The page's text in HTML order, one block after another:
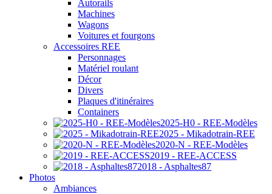
Autorails
Machines
Wagons
Voitures et fourgons
Accessoires REE
Personnages
Matériel roulant
Décor
Divers
Plaques d'itinéraires
Containers
2025-H0 - REE-Modèles
2025 - Mikadotrain-REE
2020-N - REE-Modèles
2019 - REE-ACCESS
2018 - Asphaltes87
Photos
Ambiances